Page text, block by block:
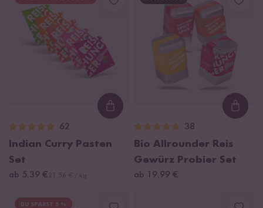
Loading...
62
Indian Curry Pasten
Set
ab 5,39 €
38
Bio Allrounder Reis
Gewürz Probier Set
ab 19,99 €
DU SPARST 5 %